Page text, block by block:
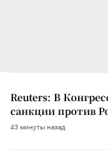
Reuters: В
санкции против
43 минуты назад